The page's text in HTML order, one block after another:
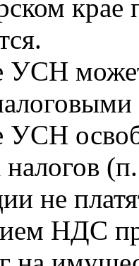
УСН
налогов
не
НДС